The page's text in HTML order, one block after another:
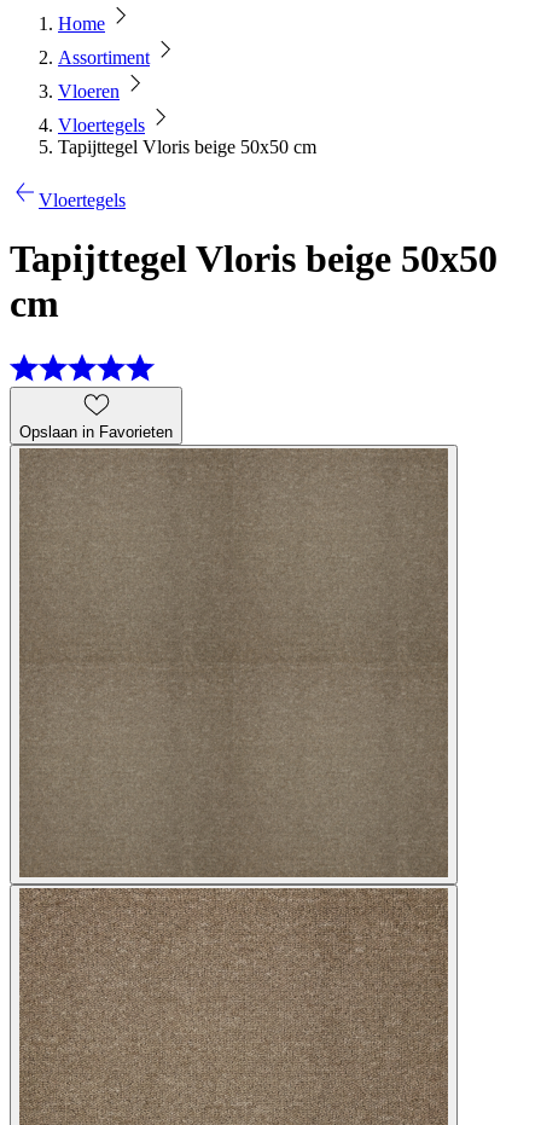
Home
Assortiment
Vloeren
Vloertegels
Tapijttegel Vloris beige 50x50 cm
Vloertegels
Tapijttegel Vloris beige 50x50
cm
Opslaan in Favorieten